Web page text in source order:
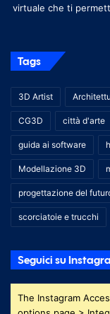
virtuale che ti
Tags
3D Artist
CG3D città d'arte
guida ai software
Modellazione 3D
progettazione del
scorciatoie e trucchi
Seguici su
The Instagram